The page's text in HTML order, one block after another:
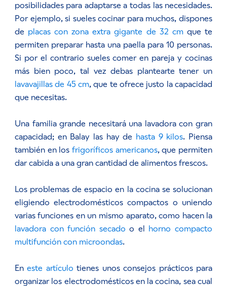
posibilidades para adaptarse a todas las necesidades.
Por ejemplo, si sueles cocinar para muchos, dispones
de placas con zona extra gigante de 32 cmque te
permiten preparar hasta una paella para 10 personas.
Si por el contrario sueles comer en pareja y cocinas
más bien poco, tal vez debas plantearte tener un
lavavajillas de 45 cm, que te ofrece justo la capacidad
que necesitas.
Una familia grande necesitará una lavadora con gran
capacidad; en Balay las hay de hasta 9 kilos. Piensa
también en los frigoríficos americanos, que permiten
dar cabida a una gran cantidad de alimentos frescos.
Los problemas de espacio en la cocina se solucionan
eligiendo electrodomésticos compactos o uniendo
varias funciones en un mismo aparato, como hacen la
lavadora con función secado o el horno compacto
multifunción con microondas.
Eneste artículo tienes unos consejos prácticos para
organizar los electrodomésticos en la cocina, sea cual